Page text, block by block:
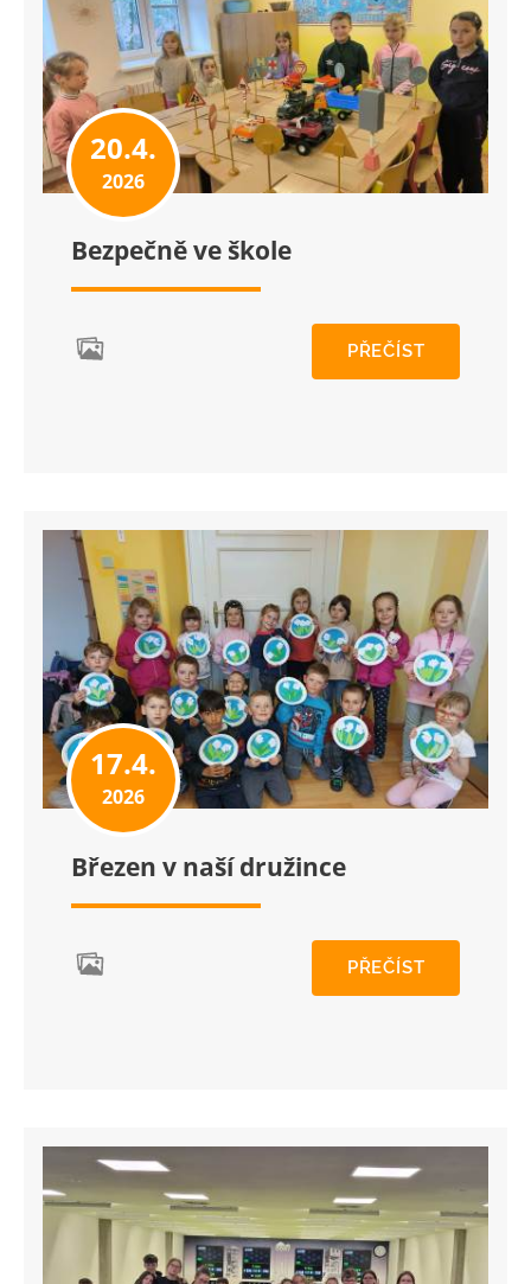
20.4.
2026
Bezpečně ve škole
PŘEČÍST
17.4.
2026
Březen v naší družince
PŘEČÍST